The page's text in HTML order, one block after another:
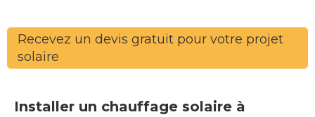
Recevez un devis gratuit pour votre projet
solaire
Installer un chauffage solaire à